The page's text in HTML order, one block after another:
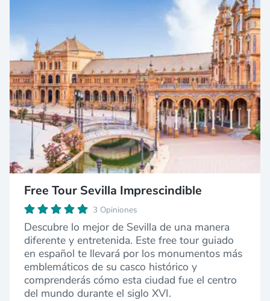
Free Tour Sevilla Imprescindible
3 Opiniones
Descubre lo mejor de Sevilla de una manera
diferente y entretenida. Este free tour guiado
en español te llevará por los monumentos más
emblemáticos de su casco histórico y
comprenderás cómo esta ciudad fue el centro
del mundo durante el siglo XVI.